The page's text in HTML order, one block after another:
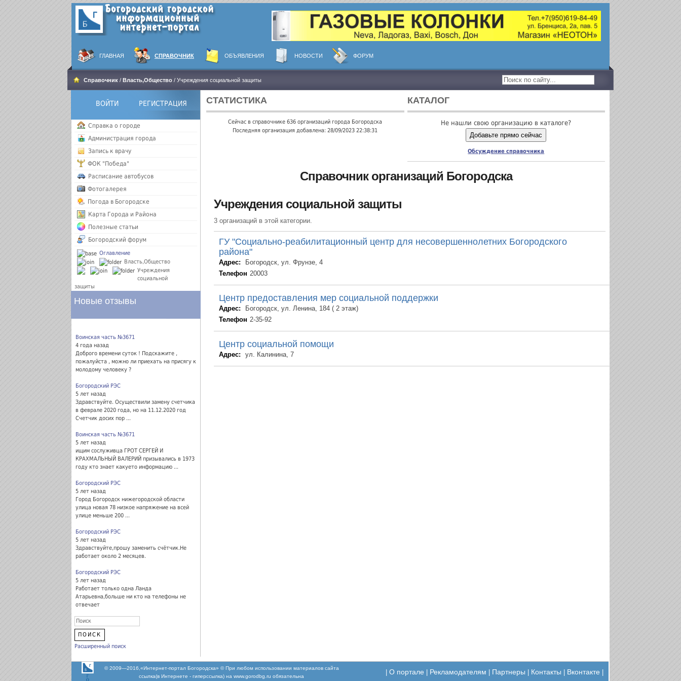
ГЛАВНАЯ СПРАВОЧНИК ОБЪЯВЛЕНИЯ НОВОСТИ ФОРУМ
Справочник / Власть,Общество / Учреждения социальной защиты
СТАТИСТИКА
Сейчас в справочнике 636 организаций города Богородска
Последняя организация добавлена: 28/09/2023 22:38:31
КАТАЛОГ
Не нашли свою организацию в каталоге?
Добавьте прямо сейчас
Обсуждение справочника
Справочник организаций Богородска
Учреждения социальной защиты
3 организаций в этой категории.
ГУ "Социально-реабилитационный центр для несовершеннолетних Богородского
района"
Адрес:
Богородск, ул. Фрунзе, 4
Телефон 20003
Центр предоставления мер социальной поддержки
Адрес:
Богородск, ул. Ленина, 184 ( 2 этаж)
Телефон 2-35-92
Центр социальной помощи
Адрес: ул. Калинина, 7
ВОЙТИ РЕГИСТРАЦИЯ
Справка о городе
Администрация города
Запись к врачу
ФОК "Победа"
Расписание автобусов
Фотогалерея
Погода в Богородске
Карта Города и Района
Полезные статьи
Богородский форум
Оглавление
Власть,Общество
Учреждения
социальной
защиты
Новые отзывы
Воинская часть №3671
4 года назад
Доброго времени суток ! Подскажите ,
пожалуйста , можно ли приехать на присягу к
молодому человеку ?
Богородский РЭС
5 лет назад
Здравствуйте. Осуществили замену счетчика
в феврале 2020 года, но на 11.12.2020 год
Счетчик досих пор ...
Воинская часть №3671
5 лет назад
ищим сослуживца ГРОТ СЕРГЕЙ И
КРАХМАЛЬНЫЙ ВАЛЕРИЙ призывались в 1973
году кто знает какуето информацию ...
Богородский РЭС
5 лет назад
Город Богородск нижегородской области
улица новая 78 низкое напряжение на всей
улице меньше 200 ...
Богородский РЭС
5 лет назад
Здравствуйте,прошу заменить счётчик.Не
работает около 2 месяцев.
Богородский РЭС
5 лет назад
Работает только одна Ланда
Атарьевна,больше ни кто на телефоны не
отвечает
Расширенный поиск
О портале Рекламодателям Партнеры Контакты Вконтакте
© 2009—2016,«Интернет-портал Богородска» © При любом использовании материалов сайта
ссылка(в Интернете - гиперссылка) на www.gorodbg.ru обязательна